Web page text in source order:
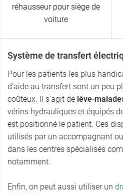
réhausseur pour siège de
voiture
Système de transfert
Pour les patients les plus
d'aide au transfert sont un peu
coûteux. Il s'agit de lève-
vérins hydrauliques et équipés
est positionné le patient. Ces
utilisés par un accompagnant
dans les centres spécialisés
notamment.
Enfin, on peut aussi utiliser un